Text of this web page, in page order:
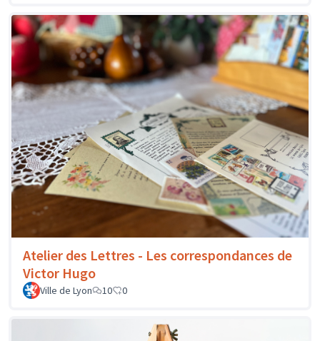
Atelier des Lettres - Les correspondances de
Victor Hugo
Ville de Lyon 10 0